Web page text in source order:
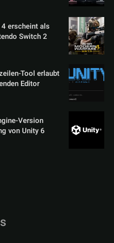
erscheint als
Switch 2
Tool erlaubt
Editor
Version
von Unity 6